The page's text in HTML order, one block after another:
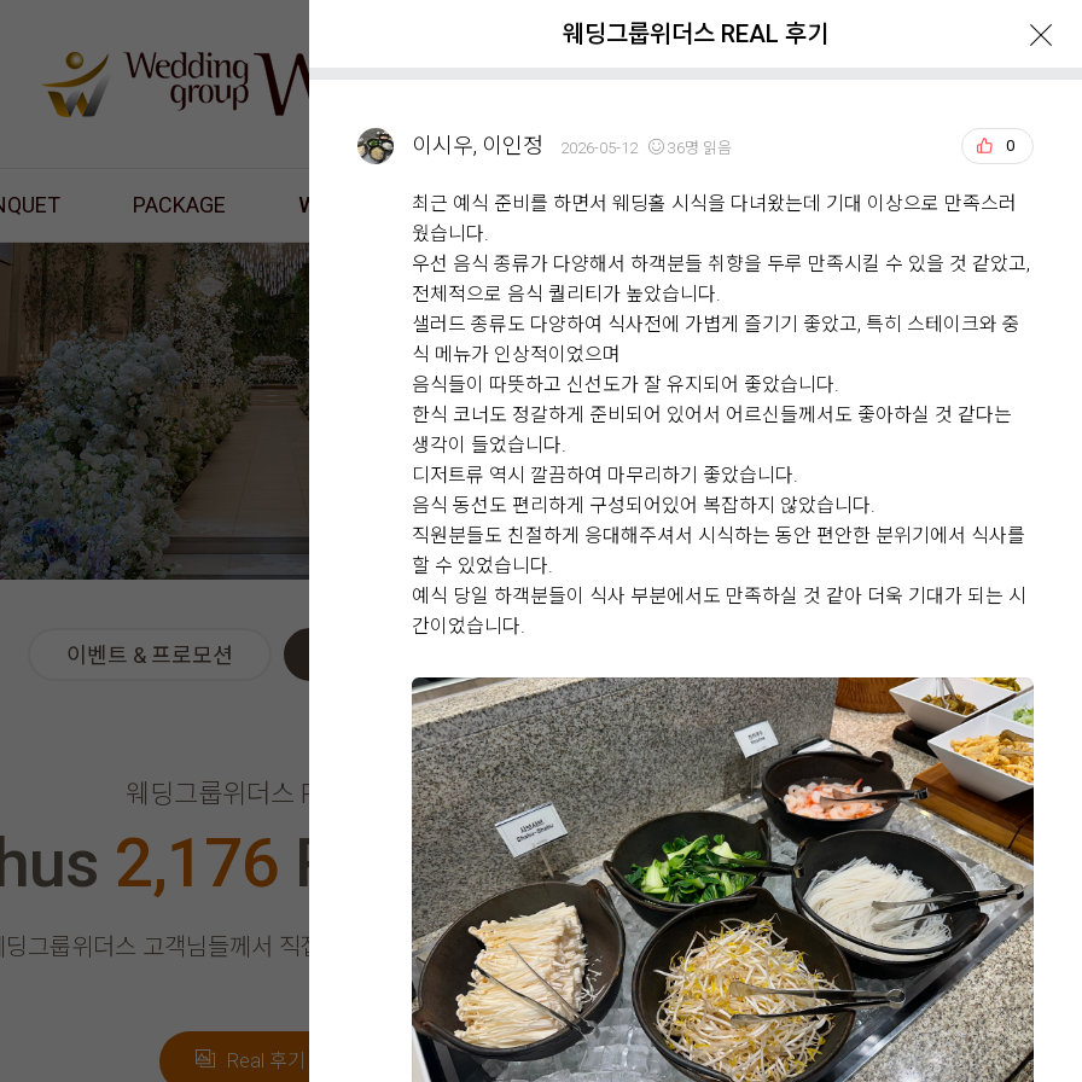
PACKAGE WHAT'S NEW RESERVATION GUIDE LOCATION
What's New
이벤트 & 프로모션
웨딩그룹위더스 REAL 후기
2,176 Real Review
그룹위더스 고객님들께서 직접 작성해주신 소중한 후기
Real 후기 쓰기
웨딩그룹위더스 REAL 후기
이시우, 이인정 2026-05-12 36명 읽음 0
최근 예식 준비를 하면서 웨딩홀 시식을 다녀왔는데 기대 이상으로 만족스러
웠습니다.
우선 음식 종류가 다양해서 하객분들 취향을 두루 만족시킬 수 있을 것 같았고,
전체적으로 음식 퀄리티가 높았습니다.
샐러드 종류도 다양하여 식사전에 가볍게 즐기기 좋았고, 특히 스테이크와 중
식 메뉴가 인상적이었으며
음식들이 따뜻하고 신선도가 잘 유지되어 좋았습니다.
한식 코너도 정갈하게 준비되어 있어서 어르신들께서도 좋아하실 것 같다는
생각이 들었습니다.
디저트류 역시 깔끔하여 마무리하기 좋았습니다.
음식 동선도 편리하게 구성되어있어 복잡하지 않았습니다.
직원분들도 친절하게 응대해주셔서 시식하는 동안 편안한 분위기에서 식사를
할 수 있었습니다.
예식 당일 하객분들이 식사 부분에서도 만족하실 것 같아 더욱 기대가 되는 시
간이었습니다.